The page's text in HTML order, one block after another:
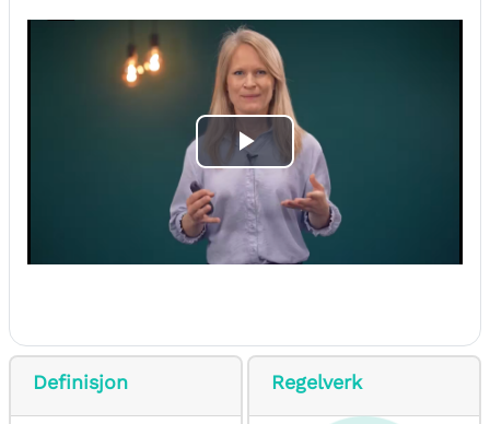
Play
Video
Definisjon Regelverk